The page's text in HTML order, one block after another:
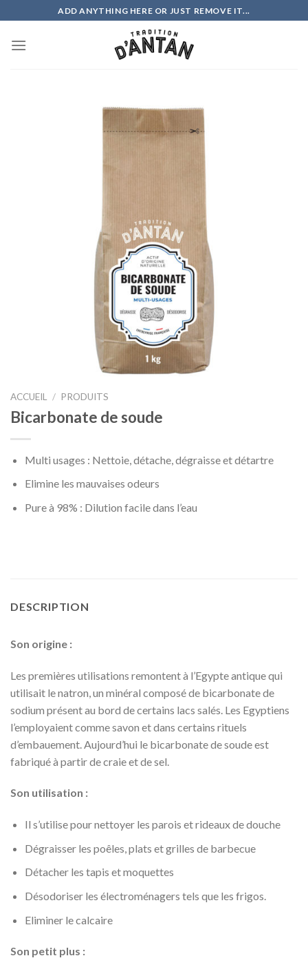
to
content
ADD ANYTHING HERE OR JUST REMOVE IT...
ACCUEIL / PRODUITS
Bicarbonate de soude
Multi usages : Nettoie, détache, dégraisse et détartre
Elimine les mauvaises odeurs
Pure à 98% : Dilution facile dans l’eau
DESCRIPTION
Son origine :
Les premières utilisations remontent à l’Egypte antique qui
utilisait le natron, un minéral composé de bicarbonate de
sodium présent au bord de certains lacs salés. Les Egyptiens
l’employaient comme savon et dans certains rituels
d’embauement. Aujourd’hui le bicarbonate de soude est
fabriqué à partir de craie et de sel.
Son utilisation :
Il s’utilise pour nettoyer les parois et rideaux de douche
Dégraisser les poêles, plats et grilles de barbecue
Détacher les tapis et moquettes
Désodoriser les électroménagers tels que les frigos.
Eliminer le calcaire
Son petit plus :